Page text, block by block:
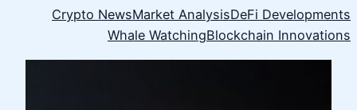
Crypto NewsMarket AnalysisDeFi Developments
Whale WatchingBlockchain Innovations